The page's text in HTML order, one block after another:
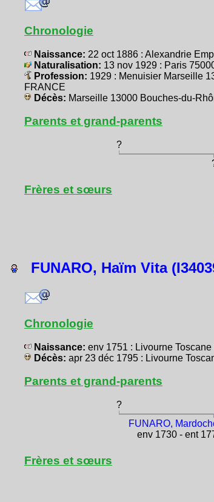
Chronologie
Naissance: 22 oct 1886 : Alexandrie
Naturalisation: 13 nov 1929 : Paris
Profession: 1929 : Menuisier Marseille
FRANCE
Décès: Marseille 13000 Bouches-du-
Parents et grand-parents
?
Frères et sœurs
FUNARO, Haïm Vita
Chronologie
Naissance: env 1751 : Livourne Toscane
Décès: apr 23 déc 1795 : Livourne
Parents et grand-parents
?
FUNARO,
env 1730 - ent
Frères et sœurs